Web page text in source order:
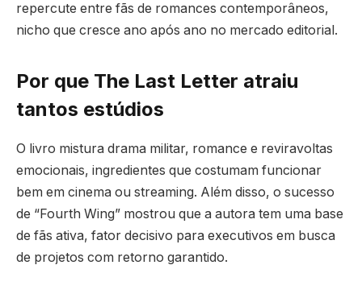
repercute entre fãs de romances contemporâneos,
nicho que cresce ano após ano no mercado editorial.
Por que The Last Letter atraiu
tantos estúdios
O livro mistura drama militar, romance e reviravoltas
emocionais, ingredientes que costumam funcionar
bem em cinema ou streaming. Além disso, o sucesso
de “Fourth Wing” mostrou que a autora tem uma base
de fãs ativa, fator decisivo para executivos em busca
de projetos com retorno garantido.